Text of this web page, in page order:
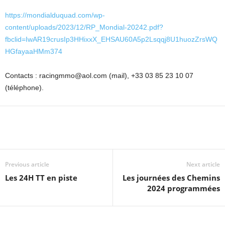
https://mondialduquad.com/wp-
content/uploads/2023/12/RP_Mondial-20242.pdf?
fbclid=IwAR19crusIp3HHixxX_EHSAU60A5p2Lsqqj8U1huozZrsWQ
HGfayaaHMm374
Contacts : racingmmo@aol.com (mail), +33 03 85 23 10 07
(téléphone).
Previous article
Les 24H TT en piste
Next article
Les journées des Chemins
2024 programmées